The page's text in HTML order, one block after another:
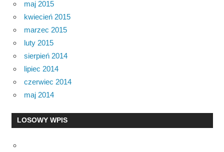
maj 2015
kwiecień 2015
marzec 2015
luty 2015
sierpień 2014
lipiec 2014
czerwiec 2014
maj 2014
LOSOWY WPIS